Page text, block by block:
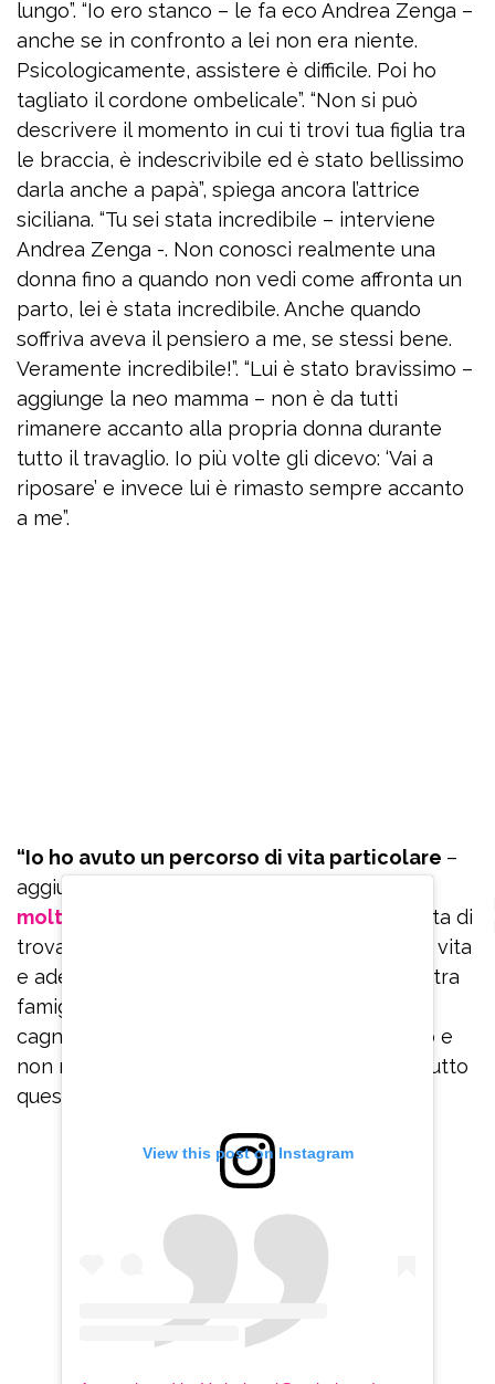
lungo”. “Io ero stanco – le fa eco Andrea Zenga –
anche se in confronto a lei non era niente.
Psicologicamente, assistere è difficile. Poi ho
tagliato il cordone ombelicale”. “Non si può
descrivere il momento in cui ti trovi tua figlia tra
le braccia, è indescrivibile ed è stato bellissimo
darla anche a papà”, spiega ancora l’attrice
siciliana. “Tu sei stata incredibile – interviene
Andrea Zenga -. Non conosci realmente una
donna fino a quando non vedi come affronta un
parto, lei è stata incredibile. Anche quando
soffriva aveva il pensiero a me, se stessi bene.
Veramente incredibile!”. “Lui è stato bravissimo –
aggiunge la neo mamma – non è da tutti
rimanere accanto alla propria donna durante
tutto il travaglio. Io più volte gli dicevo: ‘Vai a
riposare’ e invece lui è rimasto sempre accanto
a me”.
“Io ho avuto un percorso di vita particolare –
aggiunge Rosalinda Cannavò-.
molte volte il fondo
e non mi sarei aspettata di
trovare una persona come Andrea nella mia vita
e adesso sono felice di aver costruito la nostra
famiglia con la nostra Camilla, il nostro
cagnolino… la vita mi ha veramente sorpreso e
non me lo sarei mai aspettata di meritarmi tutto
questo. Mi ritengo molto molto fortunata!”.
View this post on Instagram